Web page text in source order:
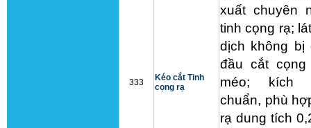
333
Kéo cắt Tinh
cọng rạ
xuất chuyên
tinh cọng rạ;
dịch không bị
đầu cắt
méo; kích
chuẩn, phù
rạ dung tích